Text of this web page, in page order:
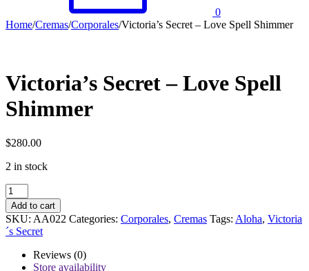
0
Home/Cremas/Corporales/Victoria’s Secret – Love Spell Shimmer
Victoria’s Secret – Love Spell
Shimmer
$280.00
2 in stock
Victoria’s
Secret
–
Love
Spell
Shimmer
quantity
Add to cart
SKU: AA022 Categories: Corporales, Cremas Tags: Aloha, Victoria
´s Secret
Reviews (0)
Store availability